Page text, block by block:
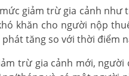
giảm trừ gia cảnh như
khăn cho người nộp
phát tăng so với thời điểm
trừ gia cảnh mới, người